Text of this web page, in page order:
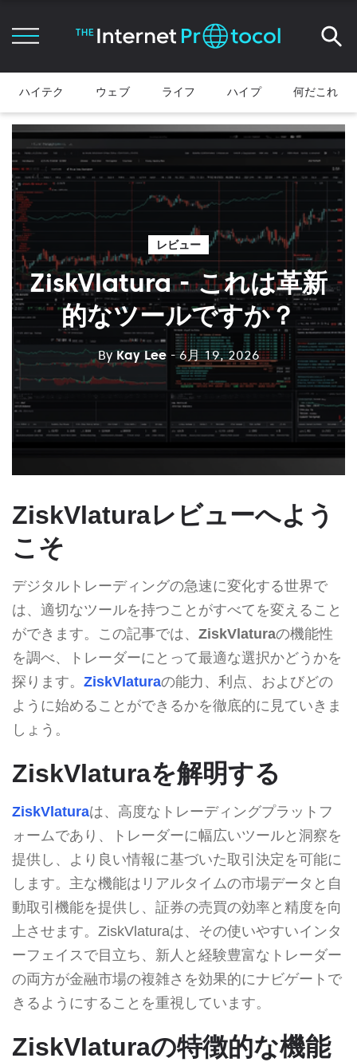
ハイテク ウェブ ライフ ハイプ 何だこれ
レビュー
ZiskVlatura - これは革新
的なツールですか？
ByKay Lee - 6月 19, 2026
ZiskVlaturaレビューへよう
こそ
デジタルトレーディングの急速に変化する世界で
は、適切なツールを持つことがすべてを変えること
ができます。この記事では、 ZiskVlaturaの機能性
を調べ、トレーダーにとって最適な選択かどうかを
探ります。 ZiskVlaturaの能力、利点、およびどの
ように始めることができるかを徹底的に見ていきま
しょう。
ZiskVlaturaを解明する
ZiskVlaturaは、高度なトレーディングプラットフ
ォームであり、トレーダーに幅広いツールと洞察を
提供し、より良い情報に基づいた取引決定を可能に
します。主な機能はリアルタイムの市場データと自
動取引機能を提供し、証券の売買の効率と精度を向
上させます。ZiskVlaturaは、その使いやすいインタ
ーフェイスで目立ち、新人と経験豊富なトレーダー
の両方が金融市場の複雑さを効果的にナビゲートで
きるようにすることを重視しています。
ZiskVlaturaの特徴的な機能